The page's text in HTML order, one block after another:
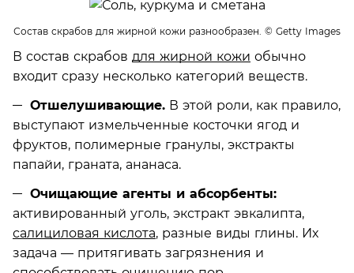
Состав скрабов для жирной кожи разнообразен. © Getty Images
В состав скрабов для жирной кожи обычно
входит сразу несколько категорий веществ.
Отшелушивающие. В этой роли, как правило,
выступают измельченные косточки ягод и
фруктов, полимерные гранулы, экстракты
папайи, граната, ананаса.
Очищающие агенты и абсорбенты:
активированный уголь, экстракт эвкалипта,
салициловая кислота, разные виды глины. Их
задача — притягивать загрязнения и